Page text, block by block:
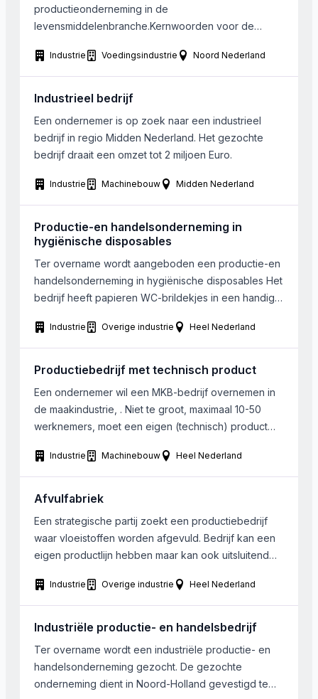
productieonderneming in de
levensmiddelenbranche.Kernwoorden voor de
“duurzaam ondernemen” , maar dit kan eventueel op
een later moment worden ingebracht. Het is verder
een pré als de bedrijfsactiviteiten (deels) worden
tot de arbeidsmarkt. Het geografische gebied, waar
[…]
Industrie Voedingsindustrie Noord Nederland
Industrieel bedrijf
Een ondernemer is op zoek naar een industrieel
bedrijf in regio Midden Nederland. Het gezochte
bedrijf draait een omzet tot 2 miljoen Euro.
Industrie Machinebouw Midden Nederland
Productie-en handelsonderneming in
hygiënische disposables
Ter overname wordt aangeboden een productie-en
handelsonderneming in hygiënische disposables Het
bedrijf heeft papieren WC-brildekjes in een handige
dekje wordt op de bril gelegd en na gebruik, zonder
aan te raken, doorgespoeld. Het milieu wordt
nauwelijks belast, want het papier van het brildekje
Industrie Overige industrie Heel Nederland
Productiebedrijf met technisch product
Een ondernemer wil een MKB-bedrijf overnemen in
de maakindustrie, . Niet te groot, maximaal 10-50
werknemers, moet een eigen (technisch) product
pompen, motoren oid), bij voorkeur in een
nichemarkt. Regio bij voorkeur midden Nederland,
maar bij interessant bedrijf wil koper verder kijken.
Industrie Machinebouw Heel Nederland
Afvulfabriek
Een strategische partij zoekt een productiebedrijf
waar vloeistoffen worden afgevuld. Bedrijf kan een
eigen productlijn hebben maar kan ook uitsluitend
product- en productie-eisen, voorschriften en
regelgeving is eerder een pré dan een contra. Te
denken valt aan: care-producten; reiniging- en
automotiv producten; homeo-patische middelen;
frinsdranken; […]
Industrie Overige industrie Heel Nederland
Industriële productie- en handelsbedrijf
Ter overname wordt een industriële productie- en
handelsonderneming gezocht. De gezochte
onderneming dient in Noord-Holland gevestigd te